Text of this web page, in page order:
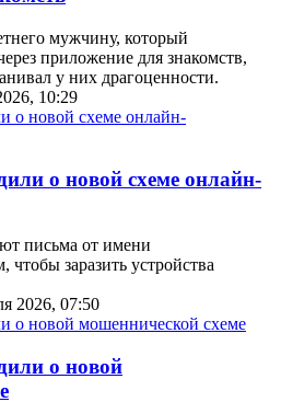
мужчину, который
приложение для знакомств,
у них драгоценности.
10:29
о новой схеме онлайн-
письма от имени
чтобы заразить устройства
2026, 07:50
о новой